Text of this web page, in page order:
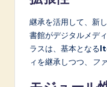
継承を活用して、新
書館がデジタルメデ
ラスは、基本となる
ィを継承しつつ、
フ